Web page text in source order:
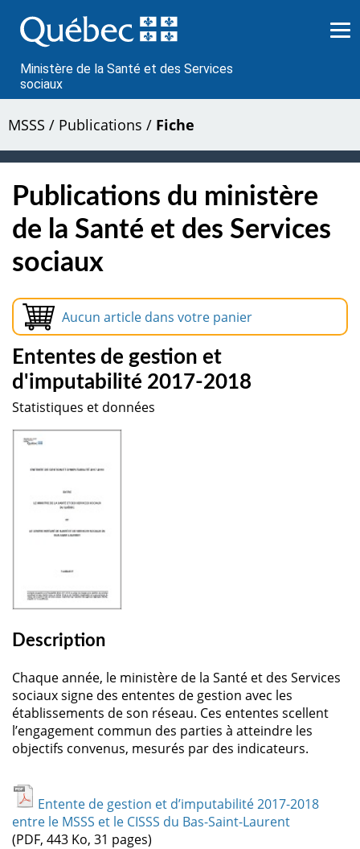
au
contenu
Ministère de la Santé et des Services
sociaux
MSSS / Publications / Fiche
Publications du ministère
de la Santé et des Services
sociaux
Aucun article dans votre panier
Ententes de gestion et
d'imputabilité 2017-2018
Statistiques et données
Description
Chaque année, le ministère de la Santé et des Services
sociaux signe des ententes de gestion avec les
établissements de son réseau. Ces ententes scellent
l’engagement commun des parties à atteindre les
objectifs convenus, mesurés par des indicateurs.
Entente de gestion et d’imputabilité 2017-2018
entre le MSSS et le CISSS du Bas-Saint-Laurent
(PDF, 443 Ko, 31 pages)